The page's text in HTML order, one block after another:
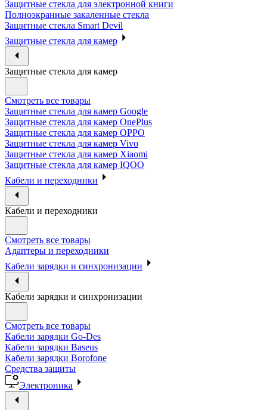
Защитные стекла для электронной книги
Полноэкранные закаленные стекла
Защитные стекла Smart Devil
Защитные стекла для камер
Защитные стекла для камер
Смотреть все товары
Защитные стекла для камер Google
Защитные стекла для камер OnePlus
Защитные стекла для камер OPPO
Защитные стекла для камер Vivo
Защитные стекла для камер Xiaomi
Защитные стекла для камер IQOO
Кабели и переходники
Кабели и переходники
Смотреть все товары
Адаптеры и переходники
Кабели зарядки и синхронизации
Кабели зарядки и синхронизации
Смотреть все товары
Кабели зарядки Go-Des
Кабели зарядки Baseus
Кабели зарядки Borofone
Средства защиты
Электроника